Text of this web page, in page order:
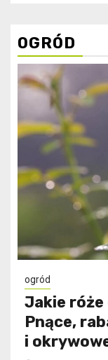
OGRÓD
ogród
Jakie
Pnące,
i